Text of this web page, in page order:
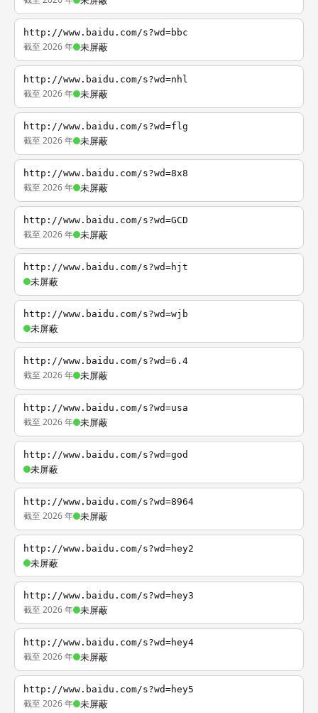
http://www.baidu.com/s?wd=bbc
截至 2026 年 未屏蔽
http://www.baidu.com/s?wd=nhl
截至 2026 年 未屏蔽
http://www.baidu.com/s?wd=flg
截至 2026 年 未屏蔽
http://www.baidu.com/s?wd=8x8
截至 2026 年 未屏蔽
http://www.baidu.com/s?wd=GCD
截至 2026 年 未屏蔽
http://www.baidu.com/s?wd=hjt
未屏蔽
http://www.baidu.com/s?wd=wjb
未屏蔽
http://www.baidu.com/s?wd=6.4
截至 2026 年 未屏蔽
http://www.baidu.com/s?wd=usa
截至 2026 年 未屏蔽
http://www.baidu.com/s?wd=god
未屏蔽
http://www.baidu.com/s?wd=8964
截至 2026 年 未屏蔽
http://www.baidu.com/s?wd=hey2
未屏蔽
http://www.baidu.com/s?wd=hey3
截至 2026 年 未屏蔽
http://www.baidu.com/s?wd=hey4
截至 2026 年 未屏蔽
http://www.baidu.com/s?wd=hey5
截至 2026 年 未屏蔽